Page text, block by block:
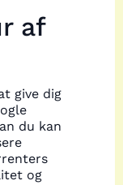
af
give dig
du kan
og